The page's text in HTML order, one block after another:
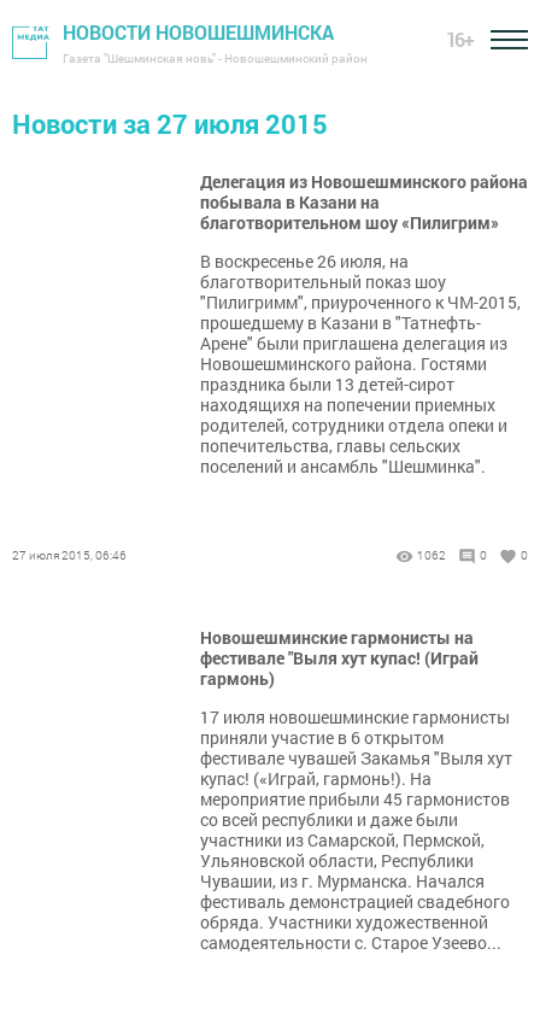
НОВОСТИ НОВОШЕШМИНСКА
Газета "Шешминская новь" - Новошешминский район
16+
Новости за 27 июля 2015
Делегация из Новошешминского района
побывала в Казани на
благотворительном шоу «Пилигрим»
В воскресенье 26 июля, на
благотворительный показ шоу
"Пилигримм", приуроченного к ЧМ-2015,
прошедшему в Казани в "Татнефть-
Арене" были приглашена делегация из
Новошешминского района. Гостями
праздника были 13 детей-сирот
находящихя на попечении приемных
родителей, сотрудники отдела опеки и
попечительства, главы сельских
поселений и ансамбль "Шешминка".
27 июля 2015, 06:46 1062 0 0
Новошешминские гармонисты на
фестивале "Выля хут купас! (Играй
гармонь)
17 июля новошешминские гармонисты
приняли участие в 6 открытом
фестивале чувашей Закамья "Выля хут
купас! («Играй, гармонь!). На
мероприятие прибыли 45 гармонистов
со всей республики и даже были
участники из Самарской, Пермской,
Ульяновской области, Республики
Чувашии, из г. Мурманска. Начался
фестиваль демонстрацией свадебного
обряда. Участники художественной
самодеятельности с. Старое Узеево...